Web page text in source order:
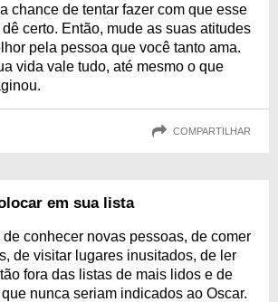
chance de tentar fazer com que esse
certo. Então, mude as suas atitudes
pela pessoa que você tanto ama.
vida vale tudo, até mesmo o que
COMPARTILHAR
em sua lista
conhecer novas pessoas, de comer
de visitar lugares inusitados, de ler
fora das listas de mais lidos e de
nunca seriam indicados ao Oscar.